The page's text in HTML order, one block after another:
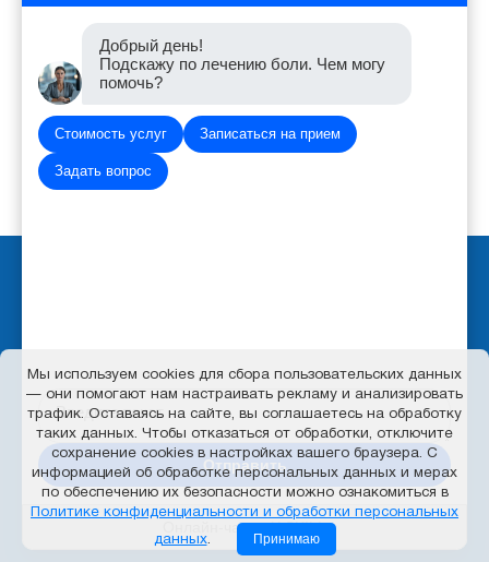
Мы используем cookies для сбора пользовательских данных
— они помогают нам настраивать рекламу и анализировать
трафик. Оставаясь на сайте, вы соглашаетесь на обработку
таких данных. Чтобы отказаться от обработки, отключите
сохранение cookies в настройках вашего браузера. С
информацией об обработке персональных данных и мерах
по обеспечению их безопасности можно ознакомиться в
Политике конфиденциальности и обработки персональных
данных. Принимаю
Последние обновление сайта: 2026-08-06 06:55:48
Центр поддержки пользователей
Добрый день!
Подскажу по лечению боли. Чем могу
помочь?
Стоимость услуг Записаться на прием
Задать вопрос
Отправить
Онлайн-чат от X SKILL